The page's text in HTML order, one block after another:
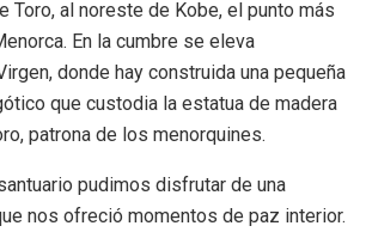
Toro, al noreste de Kobe, el punto más
En la cumbre se eleva
donde hay construida una pequeña
que custodia la estatua de madera
patrona de los menorquines.
pudimos disfrutar de una
nos ofreció momentos de paz interior.